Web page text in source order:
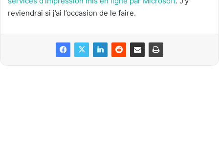
reviendrai si j’ai l’occasion de le faire.